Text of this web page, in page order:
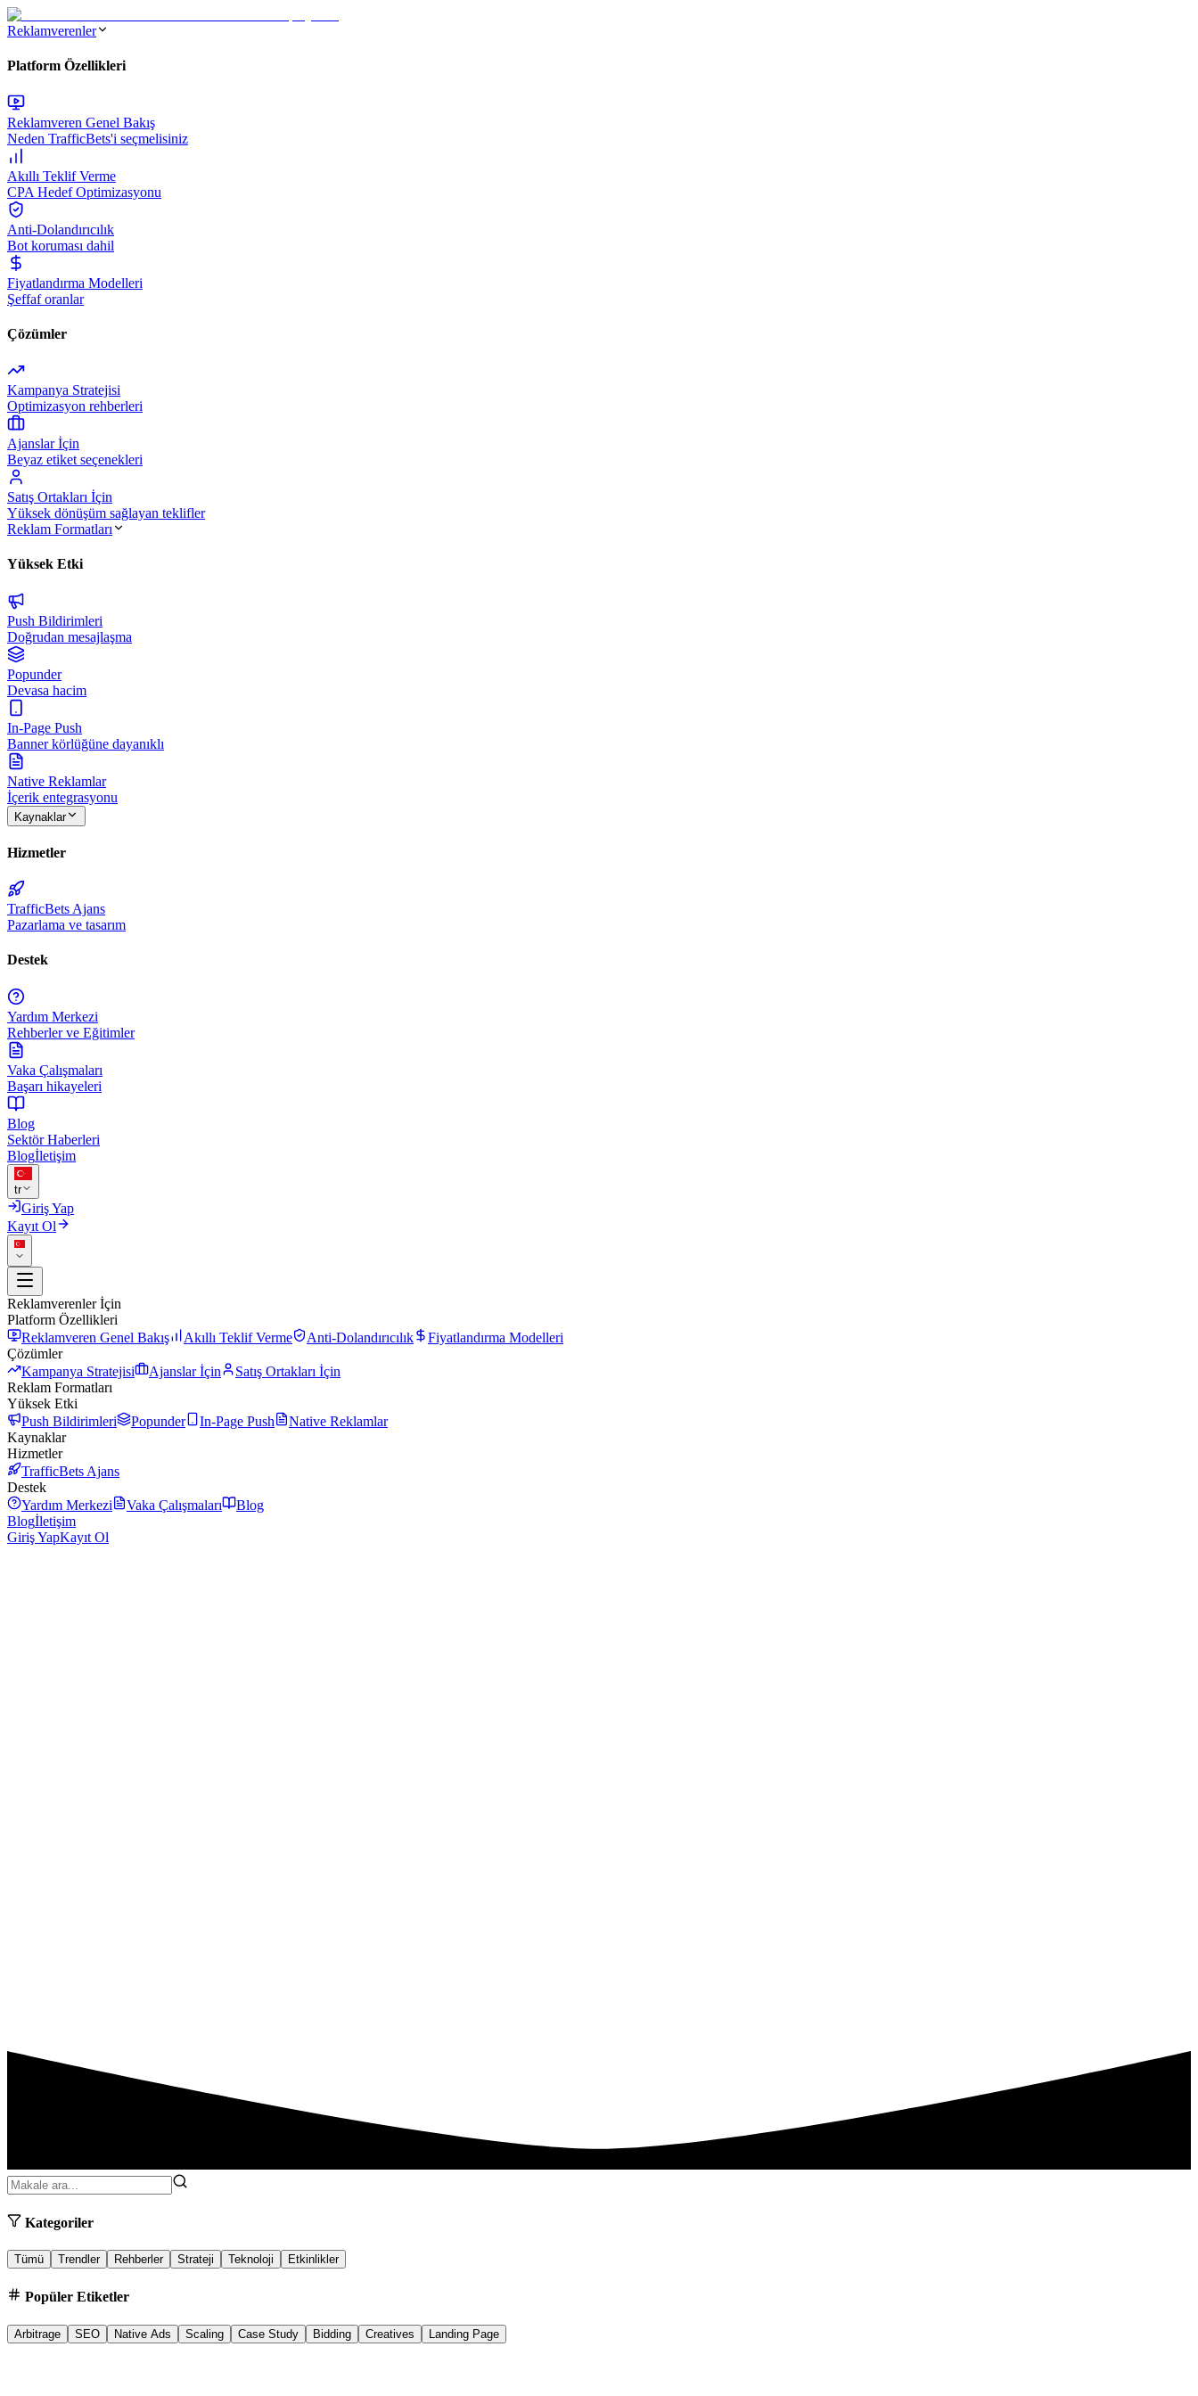
Reklamverenler
Platform Özellikleri
Reklamveren Genel Bakış
Neden TrafficBets'i seçmelisiniz
Akıllı Teklif Verme
CPA Hedef Optimizasyonu
Anti-Dolandırıcılık
Bot koruması dahil
Fiyatlandırma Modelleri
Şeffaf oranlar
Çözümler
Kampanya Stratejisi
Optimizasyon rehberleri
Ajanslar İçin
Beyaz etiket seçenekleri
Satış Ortakları İçin
Yüksek dönüşüm sağlayan teklifler
Reklam Formatları
Yüksek Etki
Push Bildirimleri
Doğrudan mesajlaşma
Popunder
Devasa hacim
In-Page Push
Banner körlüğüne dayanıklı
Native Reklamlar
İçerik entegrasyonu
Kaynaklar
Hizmetler
TrafficBets Ajans
Pazarlama ve tasarım
Destek
Yardım Merkezi
Rehberler ve Eğitimler
Vaka Çalışmaları
Başarı hikayeleri
Blog
Sektör Haberleri
Blogİletişim
tr
Giriş Yap
Kayıt Ol
Reklamverenler İçin
Platform Özellikleri
Reklamveren Genel Bakış
Akıllı Teklif Verme Anti-Dolandırıcılık
Fiyatlandırma Modelleri
Çözümler
Kampanya Stratejisi
Ajanslar İçin
Satış Ortakları İçin
Reklam Formatları
Yüksek Etki
Push Bildirimleri
Popunder In-Page Push
Native Reklamlar
Kaynaklar
Hizmetler
TrafficBets Ajans
Destek
Yardım Merkezi
Vaka Çalışmaları
Blog
Blogİletişim
Giriş YapKayıt Ol
Kategoriler
Tümü Trendler Rehberler Strateji Teknoloji Etkinlikler
Popüler Etiketler
Arbitrage SEO Native Ads Scaling Case Study Bidding Creatives Landing Page